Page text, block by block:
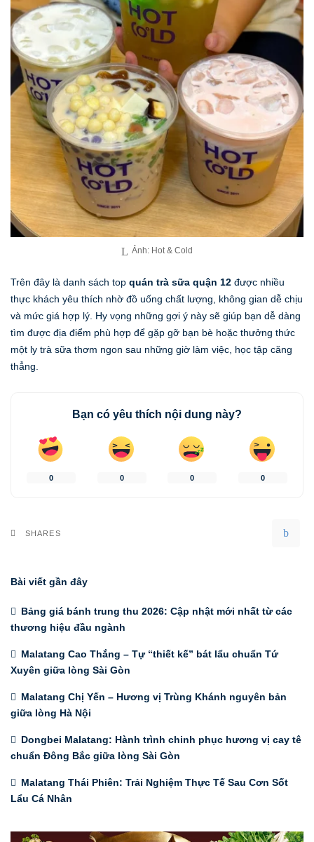
Ảnh: Hot & Cold
Trên đây là danh sách top quán trà sữa quận 12 được nhiều
thực khách yêu thích nhờ đồ uống chất lượng, không gian dễ chịu
và mức giá hợp lý. Hy vọng những gợi ý này sẽ giúp bạn dễ dàng
tìm được địa điểm phù hợp để gặp gỡ bạn bè hoặc thưởng thức
một ly trà sữa thơm ngon sau những giờ làm việc, học tập căng
thẳng.
Bạn có yêu thích nội dung này?
0 0 0 0
SHARES
Bài viết gần đây
Bảng giá bánh trung thu 2026: Cập nhật mới nhất từ các
thương hiệu đầu ngành
Malatang Cao Thắng – Tự “thiết kế” bát lẩu chuẩn Tứ
Xuyên giữa lòng Sài Gòn
Malatang Chị Yến – Hương vị Trùng Khánh nguyên bản
giữa lòng Hà Nội
Dongbei Malatang: Hành trình chinh phục hương vị cay tê
chuẩn Đông Bắc giữa lòng Sài Gòn
Malatang Thái Phiên: Trải Nghiệm Thực Tế Sau Cơn Sốt
Lẩu Cá Nhân